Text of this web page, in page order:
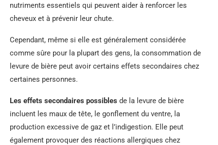
nutriments essentiels qui peuvent aider à renforcer les
cheveux et à prévenir leur chute.
Cependant, même si elle est généralement considérée
comme sûre pour la plupart des gens, la consommation de
levure de bière peut avoir certains effets secondaires chez
certaines personnes.
Les effets secondaires possibles de la levure de bière
incluent les maux de tête, le gonflement du ventre, la
production excessive de gaz et l’indigestion. Elle peut
également provoquer des réactions allergiques chez